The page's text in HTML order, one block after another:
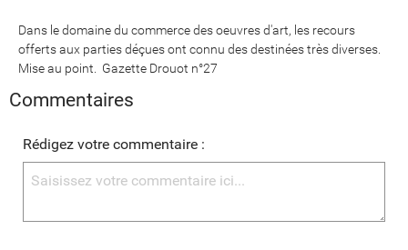
Dans le domaine du commerce des oeuvres d'art, les recours
offerts aux parties déçues ont connu des destinées très diverses.
Mise au point. Gazette Drouot n°27
Commentaires
Rédigez votre commentaire :